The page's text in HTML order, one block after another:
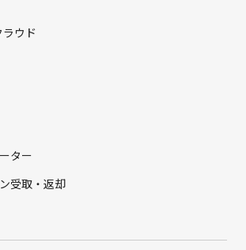
ウド
ター
受取・返却